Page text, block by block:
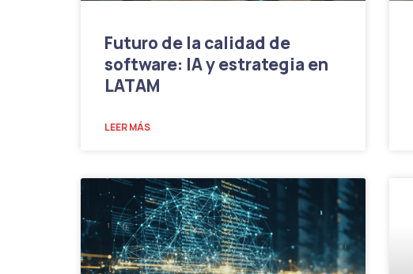
Futuro de la calidad de
software: IA y estrategia en
LATAM
LEER MÁS